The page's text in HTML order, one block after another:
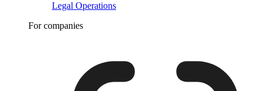
Legal Operations
For companies